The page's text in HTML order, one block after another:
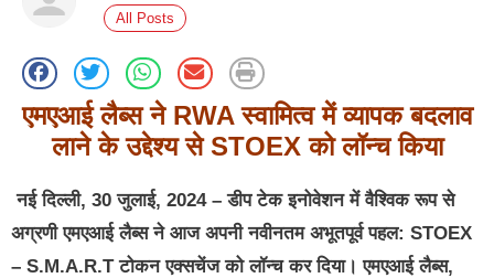
All Posts
एमएआई लैब्स ने RWAस्वामित्व में व्यापक बदलाव
लाने के उद्देश्य सेSTOEX कोलॉन्च किया
नई दिल्ली, 30जुलाई, 2024 –डीपटेक इनोवेशन में वैश्विक रूप से
अग्रणीएमएआई लैब्स ने आज अपनी नवीनतम अभूतपूर्व पहल: STOEX
– S.M.A.R.T टोकन एक्सचेंज को लॉन्च कर दिया। एमएआई लैब्स,